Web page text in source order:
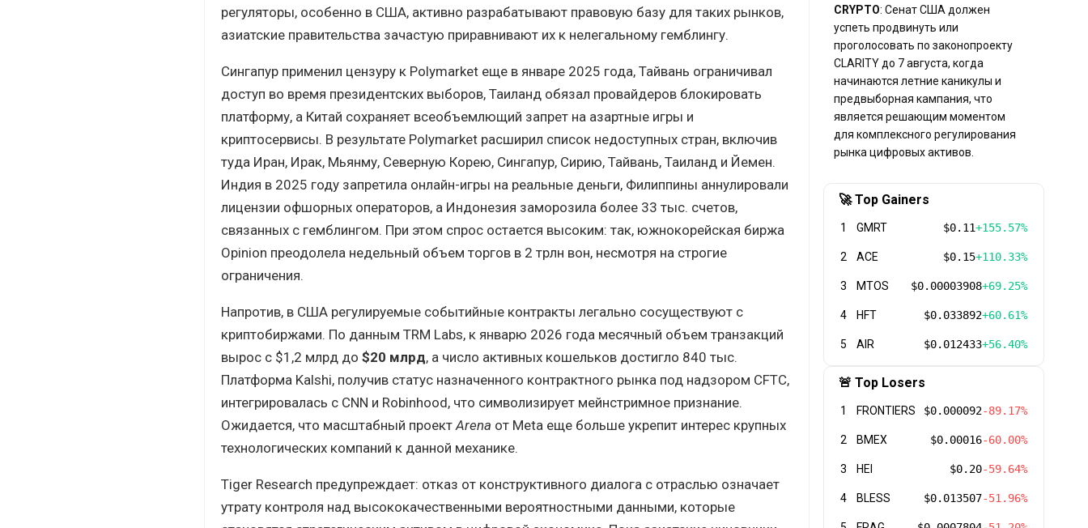
регуляторы, особенно в США, активно разрабатывают правовую базу для таких рынков,
азиатские правительства зачастую приравнивают их к нелегальному гемблингу.
Сингапур применил цензуру к Polymarket еще в январе 2025 года, Тайвань ограничивал
доступ во время президентских выборов, Таиланд обязал провайдеров блокировать
платформу, а Китай сохраняет всеобъемлющий запрет на азартные игры и
криптосервисы. В результате Polymarket расширил список недоступных стран, включив
туда Иран, Ирак, Мьянму, Северную Корею, Сингапур, Сирию, Тайвань, Таиланд и Йемен.
Индия в 2025 году запретила онлайн-игры на реальные деньги, Филиппины аннулировали
лицензии офшорных операторов, а Индонезия заморозила более 33 тыс. счетов,
связанных с гемблингом. При этом спрос остается высоким: так, южнокорейская биржа
Opinion преодолела недельный объем торгов в 2 трлн вон, несмотря на строгие
ограничения.
Напротив, в США регулируемые событийные контракты легально сосуществуют с
криптобиржами. По данным TRM Labs, к январю 2026 года месячный объем транзакций
вырос с $1,2 млрд до $20 млрд, а число активных кошельков достигло 840 тыс.
Платформа Kalshi, получив статус назначенного контрактного рынка под надзором CFTC,
интегрировалась с CNN и Robinhood, что символизирует мейнстримное признание.
Ожидается, что масштабный проект Arena от Meta еще больше укрепит интерес крупных
технологических компаний к данной механике.
Tiger Research предупреждает: отказ от конструктивного диалога с отраслью означает
утрату контроля над высококачественными вероятностными данными, которые
CRYPTO: Сенат США должен
успеть продвинуть или
проголосовать по законопроекту
CLARITY до 7 августа, когда
начинаются летние каникулы и
предвыборная кампания, что
является решающим моментом
для комплексного регулирования
рынка цифровых активов.
🚀 Top Gainers
1 GMRT $0.11+155.57%
2 ACE $0.15+110.33%
3 MTOS $0.00003908+69.25%
4 HFT $0.033892+60.61%
5 AIR $0.012433+56.40%
🚨 Top Losers
1 FRONTIERS $0.000092-89.17%
2 BMEX $0.00016-60.00%
3 HEI $0.20-59.64%
4 BLESS $0.013507-51.96%